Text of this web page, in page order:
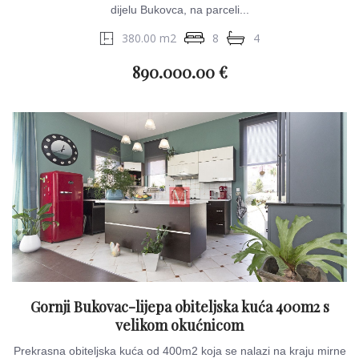
dijelu Bukovca, na parceli...
380.00 m2 8 4
890.000.00 €
Gornji Bukovac-lijepa obiteljska kuća 400m2 s
velikom okućnicom
Prekrasna obiteljska kuća od 400m2 koja se nalazi na kraju mirne